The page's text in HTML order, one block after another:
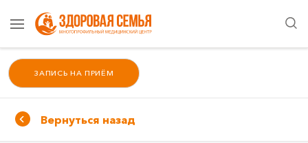
ЗАПИСЬ НА ПРИЁМ
Вернуться назад